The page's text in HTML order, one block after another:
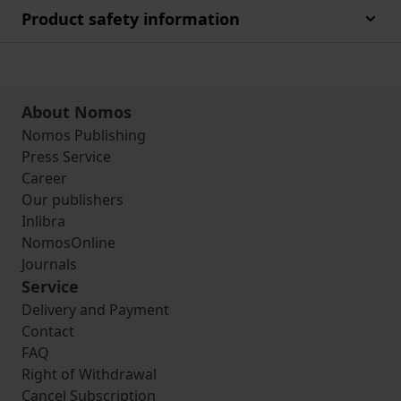
Product safety information
About Nomos
Nomos Publishing
Press Service
Career
Our publishers
Inlibra
NomosOnline
Journals
Service
Delivery and Payment
Contact
FAQ
Right of Withdrawal
Cancel Subscription